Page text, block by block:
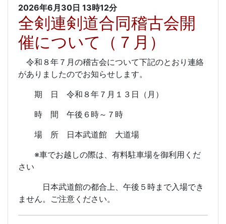
2026年6月30日 13時12分
全剣連剣道合同稽古会開
催について（７月）
令和８年７月の稽古会について下記のとおり連絡
がありましたのでお知らせします。
期 日 令和８年７月１３日（月）
時 間 午後６時～７時
場 所 日本武道館 大道場
※車でお越しの際は、有料駐車場を御利用くだ
さい
日本武道館の都合上、午後５時まで入場でき
ません。ご注意ください。